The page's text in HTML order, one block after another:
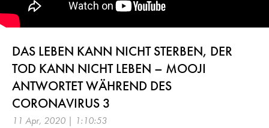
DAS LEBEN KANN NICHT STERBEN, DER
TOD KANN NICHT LEBEN – MOOJI
ANTWORTET WÄHREND DES
CORONAVIRUS 3
11 Apr, 2020 | 1:10:53